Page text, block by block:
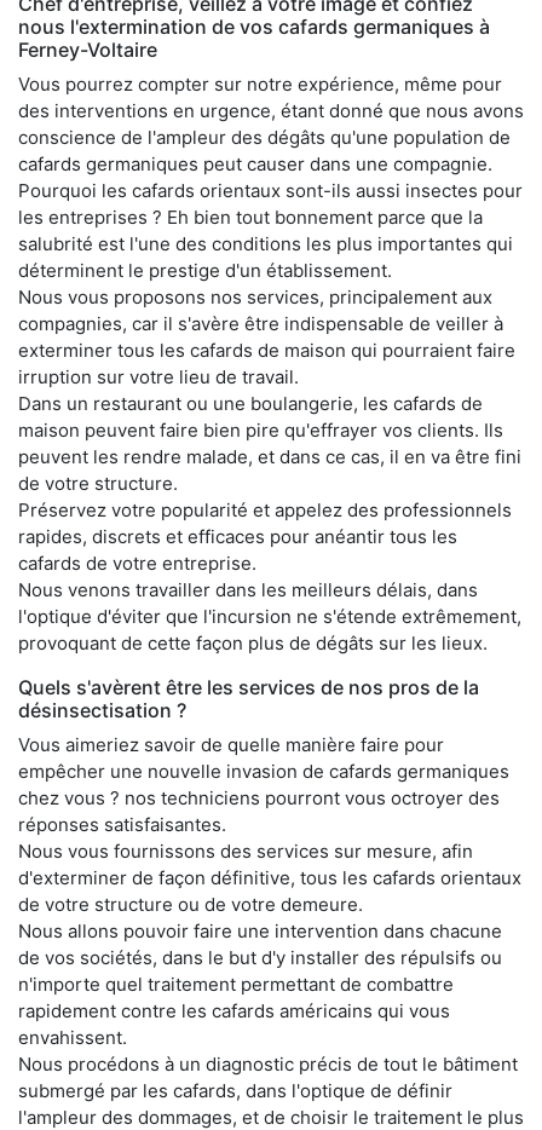
nous l'extermination de vos cafards germaniques à
Ferney-Voltaire
Vous pourrez compter sur notre expérience, même pour
des interventions en urgence, étant donné que nous avons
conscience de l'ampleur des dégâts qu'une population de
cafards germaniques peut causer dans une compagnie.
Pourquoi les cafards orientaux sont-ils aussi insectes pour
les entreprises ? Eh bien tout bonnement parce que la
salubrité est l'une des conditions les plus importantes qui
déterminent le prestige d'un établissement.
Nous vous proposons nos services, principalement aux
compagnies, car il s'avère être indispensable de veiller à
exterminer tous les cafards de maison qui pourraient faire
irruption sur votre lieu de travail.
Dans un restaurant ou une boulangerie, les cafards de
maison peuvent faire bien pire qu'effrayer vos clients. Ils
peuvent les rendre malade, et dans ce cas, il en va être fini
de votre structure.
Préservez votre popularité et appelez des professionnels
rapides, discrets et efficaces pour anéantir tous les
cafards de votre entreprise.
Nous venons travailler dans les meilleurs délais, dans
l'optique d'éviter que l'incursion ne s'étende extrêmement,
provoquant de cette façon plus de dégâts sur les lieux.
Quels s'avèrent être les services de nos pros de la
désinsectisation ?
Vous aimeriez savoir de quelle manière faire pour
empêcher une nouvelle invasion de cafards germaniques
chez vous ? nos techniciens pourront vous octroyer des
réponses satisfaisantes.
Nous vous fournissons des services sur mesure, afin
d'exterminer de façon définitive, tous les cafards orientaux
de votre structure ou de votre demeure.
Nous allons pouvoir faire une intervention dans chacune
de vos sociétés, dans le but d'y installer des répulsifs ou
n'importe quel traitement permettant de combattre
rapidement contre les cafards américains qui vous
envahissent.
Nous procédons à un diagnostic précis de tout le bâtiment
submergé par les cafards, dans l'optique de définir
l'ampleur des dommages, et de choisir le traitement le plus